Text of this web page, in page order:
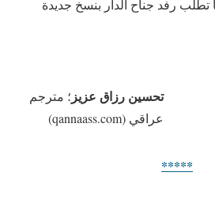
تطلب رفد جناح الدار بنسخ جديدة
تحسين رزاق عزيز ؛ مترجم
عراقي (qannaass.com)
*****